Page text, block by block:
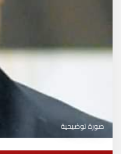
صورة توضيحية